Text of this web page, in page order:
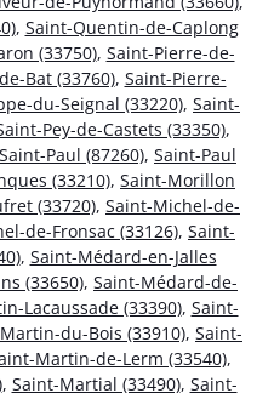
, Saint-Quentin-de-Caplong
(33750), Saint-Pierre-de-
Bat (33760), Saint-Pierre-
du-Seignal (33220), Saint-
Pey-de-Castets (33350),
Saint-Paul (87260), Saint-Paul
(33210), Saint-Morillon
(33720), Saint-Michel-de-
de-Fronsac (33126), Saint-
, Saint-Médard-en-Jalles
(33650), Saint-Médard-de-
Lacaussade (33390), Saint-
du-Bois (33910), Saint-
Martin-de-Lerm (33540),
, Saint-Martial (33490), Saint-